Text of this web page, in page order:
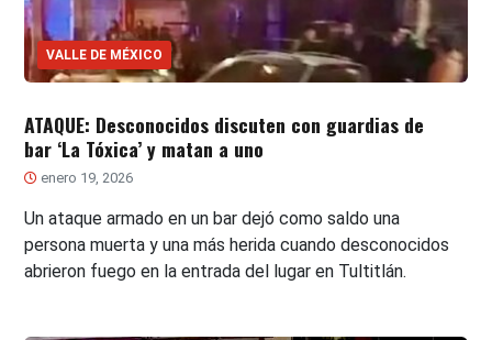
VALLE DE MÉXICO
ATAQUE: Desconocidos discuten con guardias de
bar ‘La Tóxica’ y matan a uno
enero 19, 2026
Un ataque armado en un bar dejó como saldo una
persona muerta y una más herida cuando desconocidos
abrieron fuego en la entrada del lugar en Tultitlán.